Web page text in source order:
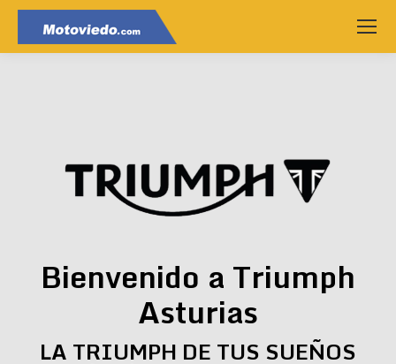
Bienvenido a Triumph
Asturias
LA TRIUMPH DE TUS SUEÑOS